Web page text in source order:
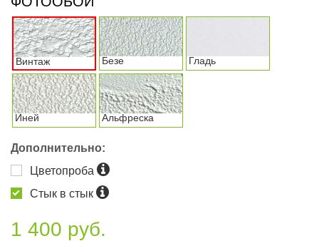
Винтаж Безе Гладь
Иней Альфреска
Дополнительно:
Цветопроба
Стык в стык
1 400 руб.